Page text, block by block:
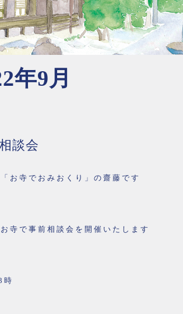
年9月
談会
「お寺でおみおくり」の齋藤です
お寺で事前相談会を開催いたします
時